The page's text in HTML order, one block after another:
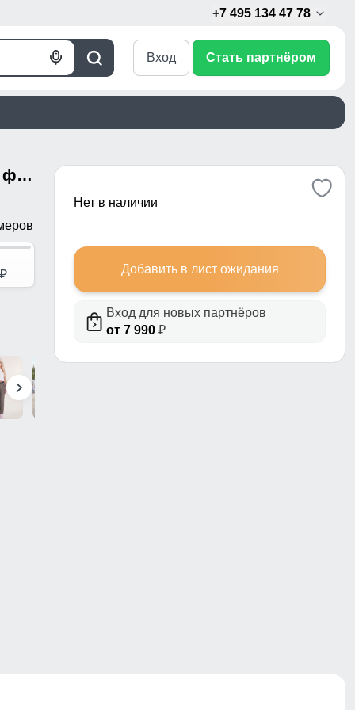
+7 495 134 47 78
Поиск
Голосовой
Вход Стать партнёром
Женские брюки из софтшелла с флисом и регулировкой талии серого цвета 9634_1Sr
p
Нет в наличии
Добавить в лист ожидания
Вход для новых партнёров
от 7 990 ₽